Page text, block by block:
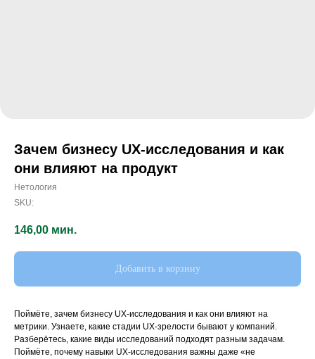
Зачем бизнесу UX-исследования и как
они влияют на продукт
Нетология
SKU:
146,00 мин.
Добавить в корзину
Поймёте, зачем бизнесу UX-исследования и как они влияют на
метрики. Узнаете, какие стадии UX-зрелости бывают у компаний.
Разберётесь, какие виды исследований подходят разным задачам.
Поймёте, почему навыки UX-исследования важны даже «не